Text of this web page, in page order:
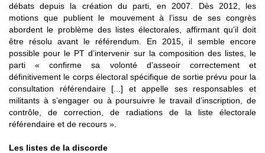
débats depuis la création du parti, en 2007. Dès 2012, les
motions que publient le mouvement à l’issu de ses congrès
abordent le problème des listes électorales, affirmant qu’il doit
être résolu avant le référendum. En 2015, il semble encore
possible pour le PT d’intervenir sur la composition des listes, le
parti « confirme sa volonté d’asseoir correctement et
définitivement le corps électoral spécifique de sortie prévu pour la
consultation référendaire [...] et appelle ses responsables et
militants à s’engager ou à poursuivre le travail d’inscription, de
contrôle, de correction, de radiations de la liste électorale
référendaire et de recours ».
Les listes de la discorde